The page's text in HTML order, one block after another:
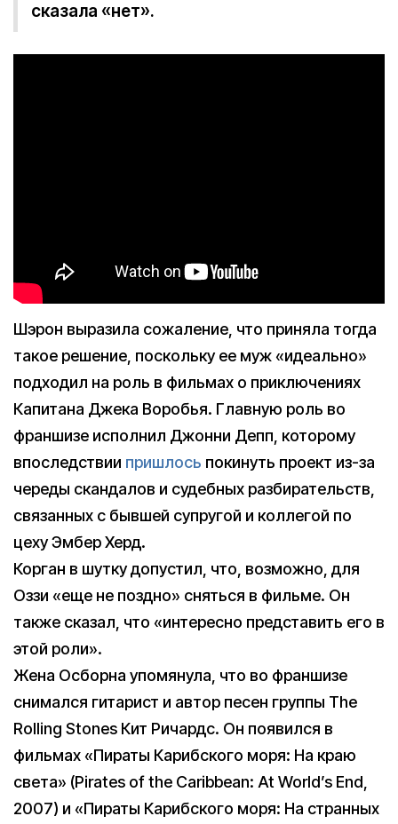
сказала «нет».
Шэрон выразила сожаление, что приняла тогда
такое решение, поскольку ее муж «идеально»
подходил на роль в фильмах о приключениях
Капитана Джека Воробья. Главную роль во
франшизе исполнил Джонни Депп, которому
впоследствии пришлось покинуть проект из-за
череды скандалов и судебных разбирательств,
связанных с бывшей супругой и коллегой по
цеху Эмбер Херд.
Корган в шутку допустил, что, возможно, для
Оззи «еще не поздно» сняться в фильме. Он
также сказал, что «интересно представить его в
этой роли».
Жена Осборна упомянула, что во франшизе
снимался гитарист и автор песен группы The
Rolling Stones Кит Ричардс. Он появился в
фильмах «Пираты Карибского моря: На краю
света» (Pirates of the Caribbean: At World’s End,
2007) и «Пираты Карибского моря: На странных